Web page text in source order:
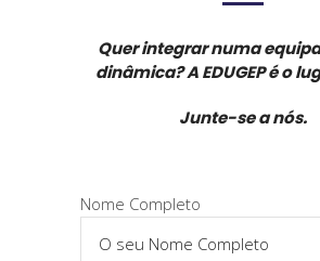
Quer integrar numa
dinâmica? A EDUGEP é o
Junte-se a nós.
Nome Completo